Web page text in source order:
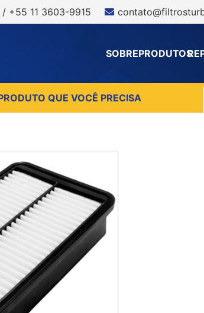
+55 11 3603-9915
SOBREPRODUTOS
QUE VOCÊ PRECISA